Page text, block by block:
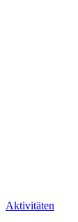
Aktivitäten